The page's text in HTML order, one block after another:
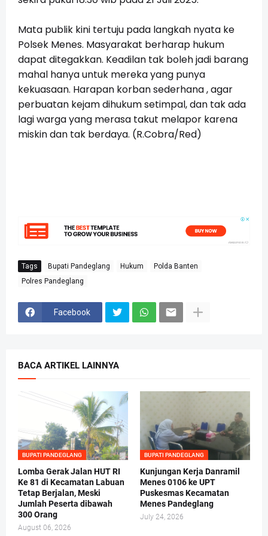
Mata publik kini tertuju pada langkah nyata ke
Polsek Menes. Masyarakat berharap hukum
dapat ditegakkan. Keadilan tak boleh jadi barang
mahal hanya untuk mereka yang punya
kekuasaan. Harapan korban sederhana , agar
perbuatan kejam dihukum setimpal, dan tak ada
lagi warga yang merasa takut melapor karena
miskin dan tak berdaya. (R.Cobra/Red)
Tags Bupati Pandeglang Hukum
Polda Banten
Polres Pandeglang
Facebook
BACA ARTIKEL LAINNYA
BUPATI PANDEGLANG
Lomba Gerak Jalan HUT RI
Ke 81 di Kecamatan Labuan
Tetap Berjalan, Meski
Jumlah Peserta dibawah
300 Orang
August 06, 2026
BUPATI PANDEGLANG
Kunjungan Kerja Danramil
Menes 0106 ke UPT
Puskesmas Kecamatan
Menes Pandeglang
July 24, 2026